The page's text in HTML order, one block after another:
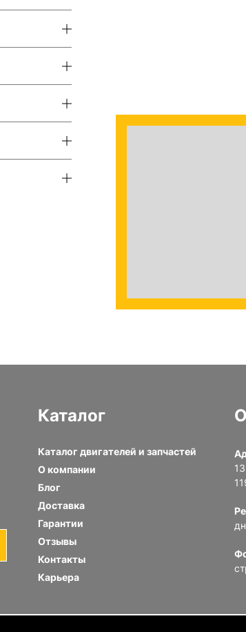
Каталог
Каталог двигателей и запчастей
О компании
Блог
Доставка
Гарантии
Отзывы
Контакты
Карьера